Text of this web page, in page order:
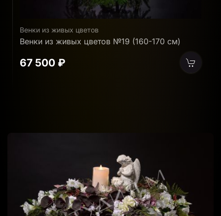
Венки из живых цветов
Венки из живых цветов №10 (120-130 см)
39 000 ₽